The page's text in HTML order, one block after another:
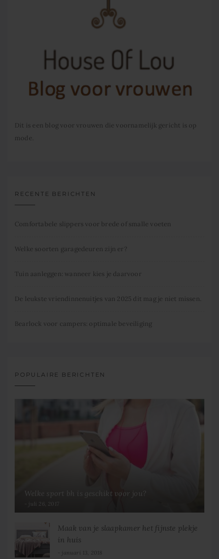
Dit is een blog voor vrouwen die voornamelijk gericht is op
mode.
RECENTE BERICHTEN
Comfortabele slippers voor brede of smalle voeten
Welke soorten garagedeuren zijn er?
Tuin aanleggen: wanneer kies je daarvoor
De leukste vriendinnenuitjes van 2025 dit mag je niet missen.
Bearlock voor campers: optimale beveiliging
POPULAIRE BERICHTEN
Welke sport bh is geschikt voor jou?
juli 26, 2017
Maak van je slaapkamer het fijnste plekje
in huis
januari 13, 2018